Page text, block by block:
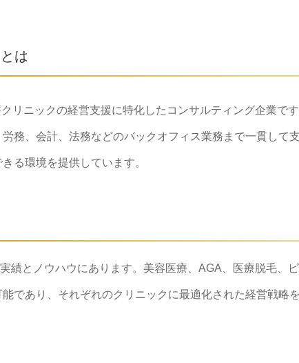
は
リニックの経営支援に特化したコンサルティング企業で
務、会計、法務などのバックオフィス業務まで一貫して
る環境を提供しています。
績とノウハウにあります。美容医療、AGA、医療脱毛、
であり、それぞれのクリニックに最適化された経営戦略